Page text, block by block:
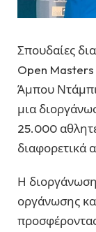
Σπουδαίες
Open
Άμπου
μια
25.000
διαφορετικά
Η
οργάνωσης